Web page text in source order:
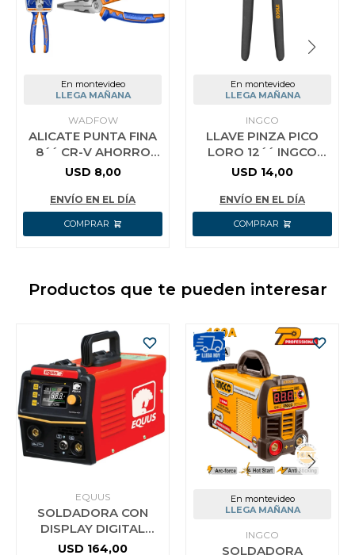
En montevideo
LLEGA MAÑANA
WADFOW
ALICATE PUNTA FINA
8´´ CR-V AHORRO
ENERGIA 30%
USD 8,00
ENVÍO EN EL DÍA
En montevideo
LLEGA MAÑANA
INGCO
LLAVE PINZA PICO
LORO 12´´ INGCO
HPP03300
USD 14,00
ENVÍO EN EL DÍA
Productos que te pueden interesar
EQUUS
SOLDADORA CON
DISPLAY DIGITAL
FLUX-MIG/MMA-
USD 164,00
En montevideo
LLEGA MAÑANA
INGCO
SOLDADORA